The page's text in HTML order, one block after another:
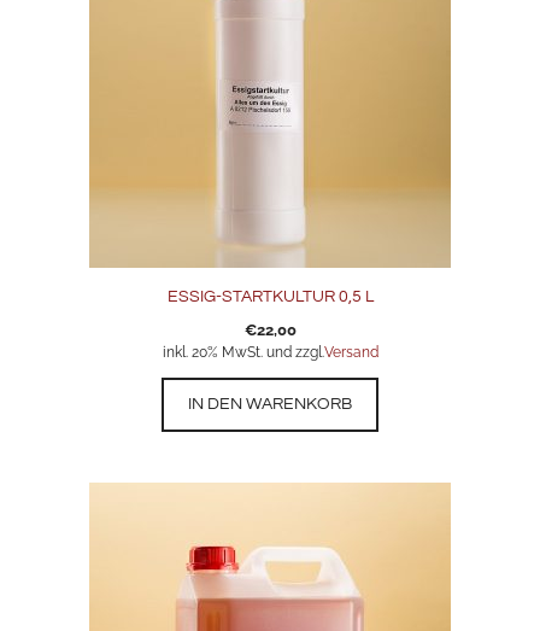
ESSIG-STARTKULTUR 0,5 L
€22,00
inkl. 20% MwSt. und zzgl.Versand
IN DEN WARENKORB